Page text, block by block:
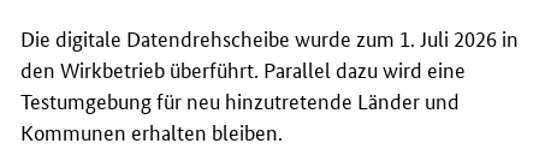
Die digitale Datendrehscheibe wurde zum 1. Juli 2026 in
den Wirkbetrieb überführt. Parallel dazu wird eine
Testumgebung für neu hinzutretende Länder und
Kommunen erhalten bleiben.